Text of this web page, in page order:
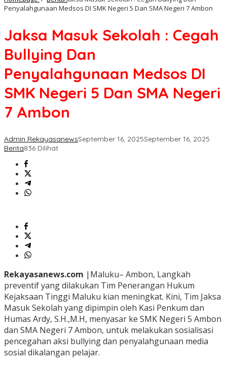
Penyalahgunaan Medsos DI SMK Negeri 5 Dan SMA Negeri 7 Ambon
Jaksa Masuk Sekolah : Cegah
Bullying Dan
Penyalahgunaan Medsos DI
SMK Negeri 5 Dan SMA Negeri
7 Ambon
Admin RekayasanewsSeptember 16, 2025September 16, 2025
Berita836 Dilihat
Rekayasanews.com |Maluku– Ambon, Langkah
preventif yang dilakukan Tim Penerangan Hukum
Kejaksaan Tinggi Maluku kian meningkat. Kini, Tim Jaksa
Masuk Sekolah yang dipimpin oleh Kasi Penkum dan
Humas Ardy, S.H.,M.H, menyasar ke SMK Negeri 5 Ambon
dan SMA Negeri 7 Ambon, untuk melakukan sosialisasi
pencegahan aksi bullying dan penyalahgunaan media
sosial dikalangan pelajar.